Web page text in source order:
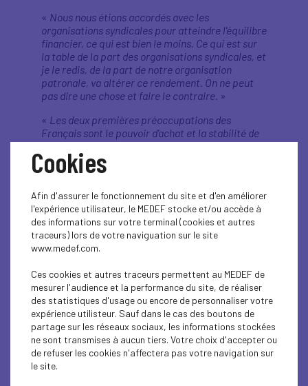
« Nous nous étions accordés avec les
organisations syndicales pour atteindre l'équilibre
financier, ce qui est bien le moins. Ce qui est sur
la table de la part des organisations syndicales, et
je le redis, de la part de notre organisation
patronale, va altérer ce rendement. On ne peut
pas dire une chose et faire le contraire. »
« Les deux premières préoccupations des
Français sont le pouvoir d'achat et la stabilité de
nos régimes sociaux. Si on détricote le rendement
financier des retraites, 14 % du produit intérieur
brut, on altèrera le pouvoir d'achat, parce qu'à un
cotisations et on fragilisera nos régimes
sociaux. »
«Le Medef est de loin la première organisation
patronale. Nous avons douze millions de
adhèrent au Medef. Je pense que la validité d’un
accord sans notre signature serait très relative.»
«On a demandé, hier encore, aux syndicats, de
nous expliquer comment on retombait sur
nos pattes en termes d'équilibre financier. Ils n'ont
pas apporté de réponse. Il y a une poche, en
quelque sorte, qui est importante, qui est celle
Cookies
Afin d'assurer le fonctionnement du site et d'en améliorer
l'expérience utilisateur, le MEDEF stocke et/ou accède à
des informations sur votre terminal (cookies et autres
traceurs) lors de votre naviguation sur le site
www.medef.com.
Ces cookies et autres traceurs permettent au MEDEF de
mesurer l'audience et la performance du site, de réaliser
des statistiques d'usage ou encore de personnaliser votre
expérience utilisteur. Sauf dans le cas des boutons de
partage sur les réseaux sociaux, les informations stockées
ne sont transmises à aucun tiers. Votre choix d'accepter ou
de refuser les cookies n'affectera pas votre navigation sur
le site.